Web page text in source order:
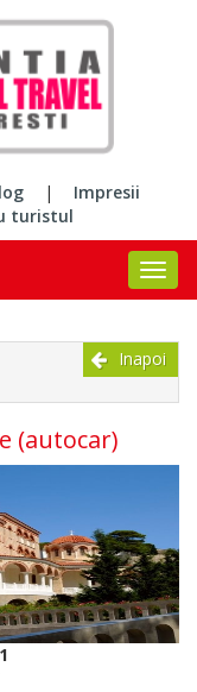
|
Impresii
turistul
Inapoi
(autocar)